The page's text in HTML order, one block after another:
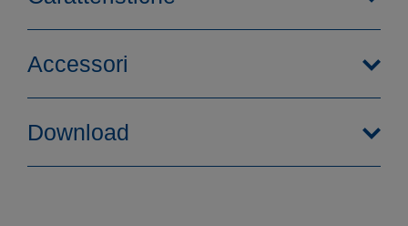
Accessori
Download